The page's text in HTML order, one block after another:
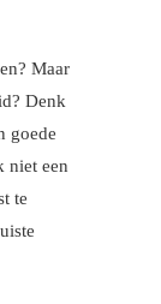
Maar
Denk
goede
niet een
te